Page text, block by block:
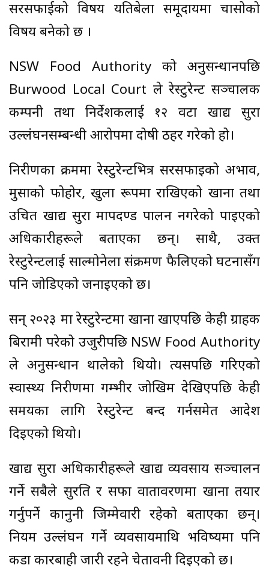
सरसफाईको विषय यतिबेला समूदायमा चासोको
विषय बनेको छ ।
NSW Food Authority को अनुसन्धानपछि
Burwood Local Court ले रेस्टुरेन्ट सञ्चालक
कम्पनी तथा निर्देशकलाई १२ वटा खाद्य सुरक्षा
उल्लंघनसम्बन्धी आरोपमा दोषी ठहर गरेको हो।
निरीक्षणका क्रममा रेस्टुरेन्टभित्र सरसफाइको अभाव,
मुसाको फोहोर, खुला रूपमा राखिएको खाना तथा
उचित खाद्य सुरक्षा मापदण्ड पालन नगरेको पाइएको
अधिकारीहरूले बताएका छन्। साथै, उक्त
रेस्टुरेन्टलाई साल्मोनेला संक्रमण फैलिएको घटनासँग
पनि जोडिएको जनाइएको छ।
सन् २०२३ मा रेस्टुरेन्टमा खाना खाएपछि केही ग्राहक
बिरामी परेको उजुरीपछि NSW Food Authority
ले अनुसन्धान थालेको थियो। त्यसपछि गरिएको
स्वास्थ्य निरीक्षणमा गम्भीर जोखिम देखिएपछि केही
समयका लागि रेस्टुरेन्ट बन्द गर्नसमेत आदेश
दिइएको थियो।
खाद्य सुरक्षा अधिकारीहरूले खाद्य व्यवसाय सञ्चालन
गर्ने सबैले सुरक्षित र सफा वातावरणमा खाना तयार
गर्नुपर्ने कानुनी जिम्मेवारी रहेको बताएका छन्।
नियम उल्लंघन गर्ने व्यवसायमाथि भविष्यमा पनि
कडा कारबाही जारी रहने चेतावनी दिइएको छ।